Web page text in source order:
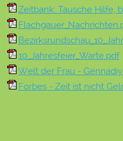
Zeitbank: Tausche Hilfe,
10_Jahresfeier_Warte.pdf
Welt der Frau -
Forbes - Zeit ist nicht